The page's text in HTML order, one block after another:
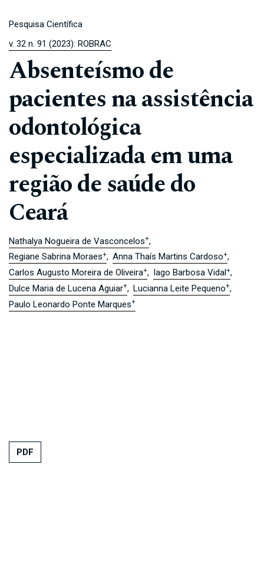
Pesquisa Científica
v. 32 n. 91 (2023): ROBRAC
Absenteísmo de
pacientes na assistência
odontológica
especializada em uma
região de saúde do
Ceará
Nathalya Nogueira de Vasconcelos+
Regiane Sabrina Moraes+ Anna Thaís Martins Cardoso+
Carlos Augusto Moreira de Oliveira+ Iago Barbosa Vidal+
Dulce Maria de Lucena Aguiar+ Lucianna Leite Pequeno+
Paulo Leonardo Ponte Marques+
PDF